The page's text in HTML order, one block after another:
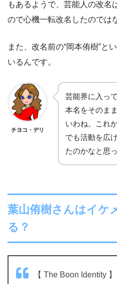
もあるようで、芸能人の改名
ので心機一転改名したのでは
また、改名前の“岡本侑樹”と
いるんです。
チヨコ・デリ
芸能界に入っ
本名をそのま
いわね。これ
でも活動を広
たのかなと思っ
葉山侑樹さんはイケ
る？
【 The Boon Identity